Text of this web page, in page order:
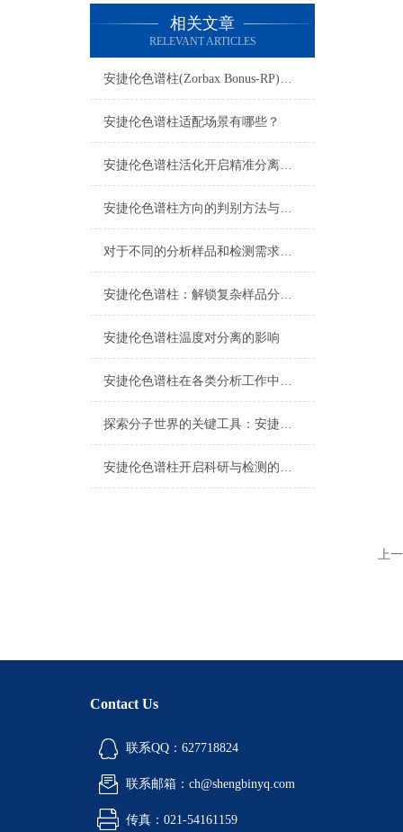
相关文章
RELEVANT ARTICLES
安捷伦色谱柱(Zorbax Bonus-RP)：难分离碱性化合物的峰形利器
安捷伦色谱柱适配场景有哪些？
安捷伦色谱柱活化开启精准分离的关键序章
安捷伦色谱柱方向的判别方法与重要性
对于不同的分析样品和检测需求，安捷伦色谱柱应选择何种类型的流动相或载气？
安捷伦色谱柱：解锁复杂样品分离的“神奇钥匙”
安捷伦色谱柱温度对分离的影响
安捷伦色谱柱在各类分析工作中的应用价值
探索分子世界的关键工具：安捷伦色谱柱的技术优势与应用
安捷伦色谱柱开启科研与检测的新篇章
上
Contact Us
联系QQ：627718824
联系邮箱：ch@shengbinyq.com
传真：021-54161159